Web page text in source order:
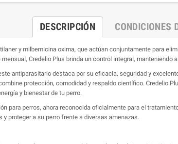
DESCRIPCIÓN CONDICIONES
y milbemicina oxima, que actúan conjuntamente para
Credelio Plus brinda un control integral,
antiparasitario destaca por su eficacia, seguridad y
protección, comodidad y respaldo científico. Credelio
y bienestar de tu perro.
para perros, ahora reconocida oficialmente para el
proteger a su perro frente a diversas amenazas.